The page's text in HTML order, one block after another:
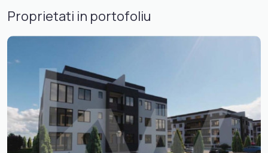
Proprietati in portofoliu